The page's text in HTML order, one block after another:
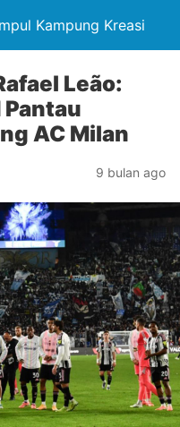
Kampung Kreasi
Leão:
AC Milan
9 bulan ago